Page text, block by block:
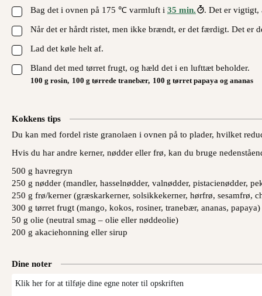
▢
Bag det i ovnen på 175 ℃ varmluft i 35 min.
. Det er
▢
Når det er hårdt ristet, men ikke brændt, er det færdigt. Det er
▢
Lad det køle helt af.
▢
Bland det med tørret frugt, og hæld det i en lufttæt beholder.
100 g rosin, 100 g tørrede tranebær, 100 g tørret papaya og ananas
Kokkens tips
Du kan med fordel riste granolaen i ovnen på to plader, hvilket
Hvis du har andre kerner, nødder eller frø, kan du bruge
500 g havregryn
250 g nødder (mandler, hasselnødder, valnødder, pistacienødder,
250 g frø/kerner (græskarkerner, solsikkekerner, hørfrø, sesamfrø,
300 g tørret frugt (mango, kokos, rosiner, tranebær, ananas, papaya)
50 g olie (neutral smag – olie eller nøddeolie)
200 g akaciehonning eller sirup
Dine noter
Klik her for at tilføje dine egne noter til opskriften